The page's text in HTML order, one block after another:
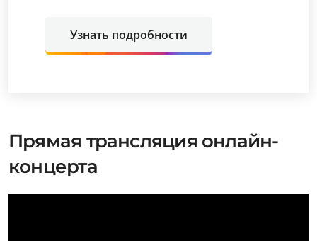
Узнать подробности
Прямая трансляция онлайн-
концерта